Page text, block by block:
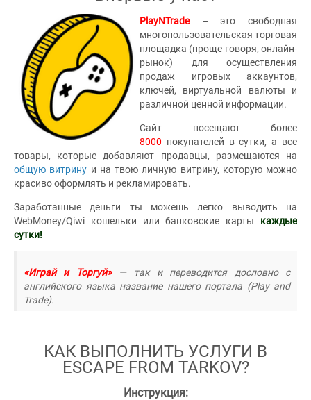
PlayNTrade – это свободная
многопользовательская торговая
площадка (проще говоря, онлайн-
рынок) для осуществления
продаж игровых аккаунтов,
ключей, виртуальной валюты и
различной ценной информации.
Сайт посещают более
8000 покупателей в сутки, а все
товары, которые добавляют продавцы, размещаются на
общую витрину и на твою личную витрину, которую можно
красиво оформлять и рекламировать.
Заработанные деньги ты можешь легко выводить на
WebMoney/Qiwi кошельки или банковские карты каждые
сутки!
«Играй и Торгуй»— так и переводится дословно с
английского языка название нашего портала (Play and
Trade).
КАК ВЫПОЛНИТЬ УСЛУГИ В
ESCAPE FROM TARKOV?
Инструкция: